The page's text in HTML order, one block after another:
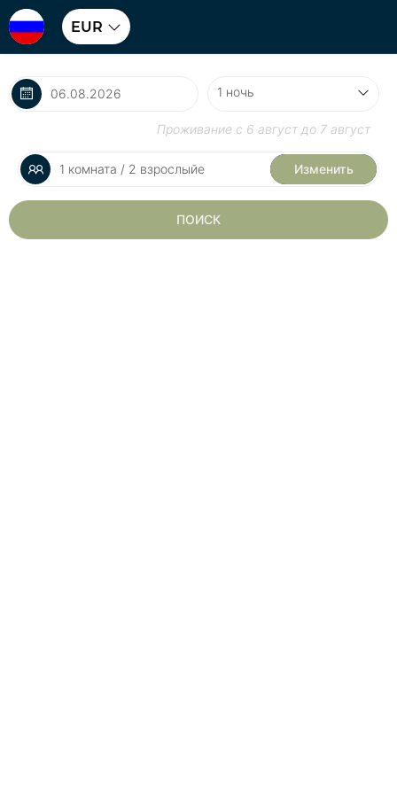
EUR
Проживание с 6 август до 7 август
1 комната / 2 взрослыйе Изменить